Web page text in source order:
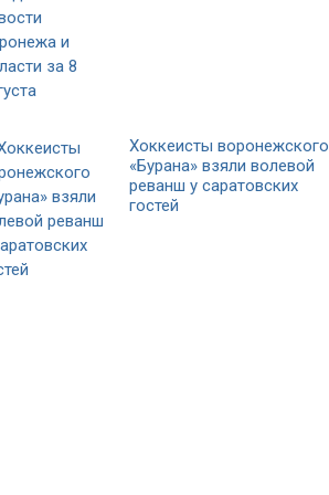
Хоккеисты воронежского
«Бурана» взяли волевой
реванш у саратовских
гостей